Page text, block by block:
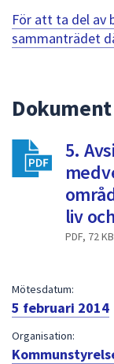
För att ta del av
sammanträdet
Dokument
5.
liv
PDF, 72
Mötesdatum:
5 februari 2014
Organisation: